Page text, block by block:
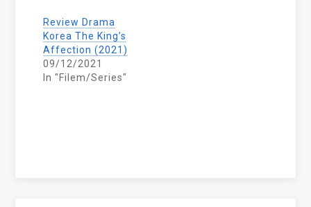
Review Drama
Korea The King’s
Affection (2021)
09/12/2021
In "Filem/Series"